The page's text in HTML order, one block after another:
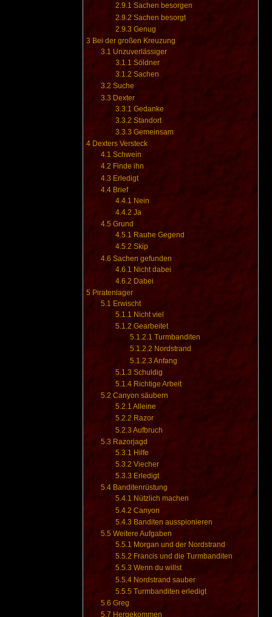
2.9.1 Sachen besorgen
2.9.2 Sachen besorgt
2.9.3 Genug
3 Bei der großen Kreuzung
3.1 Unzuverlässiger
3.1.1 Söldner
3.1.2 Sachen
3.2 Suche
3.3 Dexter
3.3.1 Gedanke
3.3.2 Standort
3.3.3 Gemeinsam
4 Dexters Versteck
4.1 Schwein
4.2 Finde ihn
4.3 Erledigt
4.4 Brief
4.4.1 Nein
4.4.2 Ja
4.5 Grund
4.5.1 Rauhe Gegend
4.5.2 Skip
4.6 Sachen gefunden
4.6.1 Nicht dabei
4.6.2 Dabei
5 Piratenlager
5.1 Erwischt
5.1.1 Nicht viel
5.1.2 Gearbeitet
5.1.2.1 Turmbanditen
5.1.2.2 Nordstrand
5.1.2.3 Anfang
5.1.3 Schuldig
5.1.4 Richtige Arbeit
5.2 Canyon säubern
5.2.1 Alleine
5.2.2 Razor
5.2.3 Aufbruch
5.3 Razorjagd
5.3.1 Hilfe
5.3.2 Viecher
5.3.3 Erledigt
5.4 Banditenrüstung
5.4.1 Nützlich machen
5.4.2 Canyon
5.4.3 Banditen ausspionieren
5.5 Weitere Aufgaben
5.5.1 Morgan und der Nordstrand
5.5.2 Francis und die Turmbanditen
5.5.3 Wenn du willst
5.5.4 Nordstrand sauber
5.5.5 Turmbanditen erledigt
5.6 Greg
5.7 Hergekommen